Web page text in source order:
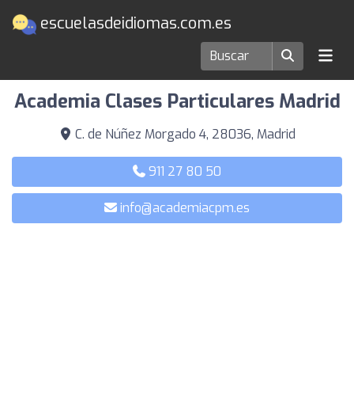
escuelasdeidiomas.com.es
Escuelas de idiomas en Madrid
Academia Clases Particulares Madrid
C. de Núñez Morgado 4, 28036, Madrid
911 27 80 50
info@academiacpm.es